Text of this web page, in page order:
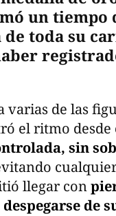
un tiempo
toda su
varias de las
el ritmo
sin
llegar con
de